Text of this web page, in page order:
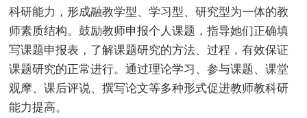
科研能力，形成融教学型、学习型、研究型为一体的教
师素质结构。鼓励教师申报个人课题，指导她们正确填
写课题申报表，了解课题研究的方法、过程，有效保证
课题研究的正常进行。通过理论学习、参与课题、课堂
观摩、课后评说、撰写论文等多种形式促进教师教科研
能力提高。